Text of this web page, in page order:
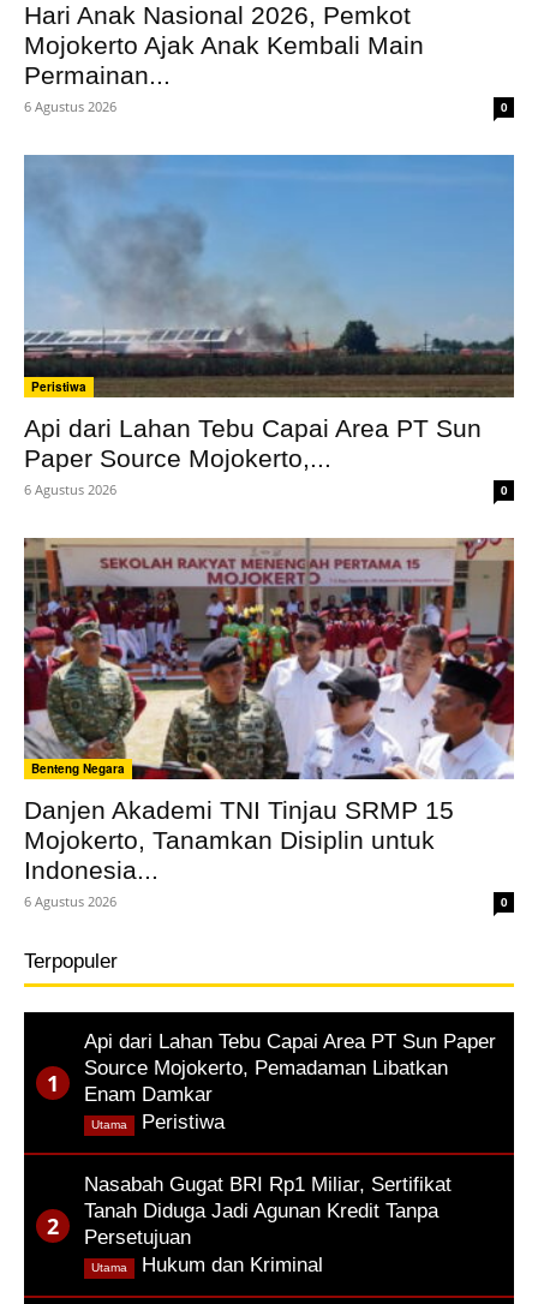
Hari Anak Nasional 2026, Pemkot
Mojokerto Ajak Anak Kembali Main
Permainan...
6 Agustus 2026 0
Peristiwa
Api dari Lahan Tebu Capai Area PT Sun
Paper Source Mojokerto,...
6 Agustus 2026 0
Benteng Negara
Danjen Akademi TNI Tinjau SRMP 15
Mojokerto, Tanamkan Disiplin untuk
Indonesia...
6 Agustus 2026 0
Terpopuler
Api dari Lahan Tebu Capai Area PT Sun Paper
Source Mojokerto, Pemadaman Libatkan
Enam Damkar
Peristiwa,
Utama
Nasabah Gugat BRI Rp1 Miliar, Sertifikat
Tanah Diduga Jadi Agunan Kredit Tanpa
Persetujuan
Hukum dan Kriminal
Utama